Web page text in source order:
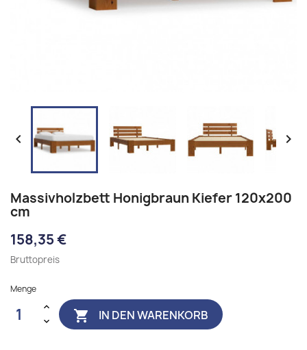
 
Massivholzbett Honigbraun Kiefer 120x200
cm
158,35 €
Bruttopreis
Menge
 IN DEN WARENKORB